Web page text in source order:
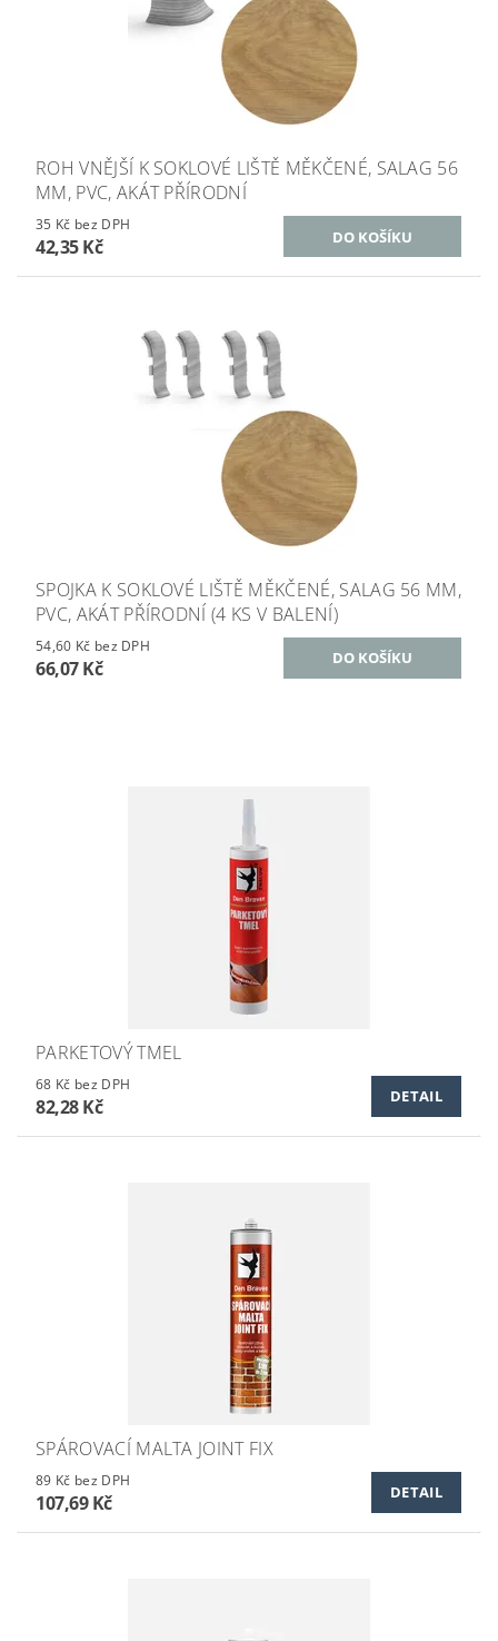
ROH VNĚJŠÍ K SOKLOVÉ LIŠTĚ MĚKČENÉ, SALAG 56
MM, PVC, AKÁT PŘÍRODNÍ
35 Kč bez DPH
42,35 Kč
SPOJKA K SOKLOVÉ LIŠTĚ MĚKČENÉ, SALAG 56 MM,
PVC, AKÁT PŘÍRODNÍ (4 KS V BALENÍ)
54,60 Kč bez DPH
66,07 Kč
PARKETOVÝ TMEL
68 Kč bez DPH
82,28 Kč DETAIL
SPÁROVACÍ MALTA JOINT FIX
89 Kč bez DPH
107,69 Kč DETAIL